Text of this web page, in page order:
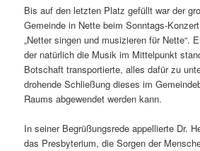
Bis auf den letzten Platz gefüllt war der
Gemeinde in Nette beim Sonntags-
„Netter singen und musizieren für Nette“.
der natürlich die Musik im Mittelpunkt
Botschaft transportierte, alles dafür zu
drohende Schließung dieses im
Raums abgewendet werden kann.
In seiner Begrüßungsrede appellierte Dr.
das Presbyterium, die Sorgen der